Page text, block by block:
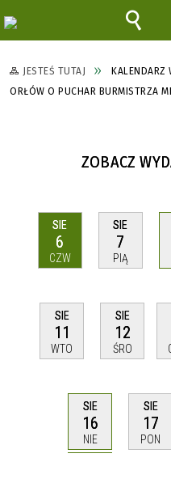
JESTEŚ TUTAJ KALENDARZ
ORŁÓW O PUCHAR BURMISTRZA
ZOBACZ
SIE
6
CZW
SIE
7
PIĄ
SIE
11
WTO
SIE
12
ŚRO
SIE
16
NIE
SIE
17
PON